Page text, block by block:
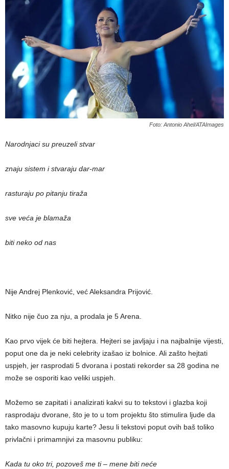
Foto: Antonio Ahel/ATAImages
Narodnjaci su preuzeli stvar
znaju sistem i stvaraju dar-mar
rasturaju po pitanju tiraža
sve veća je blamaža
biti neko od nas
Nije Andrej Plenković, već Aleksandra Prijović.
Nitko nije čuo za nju, a prodala je 5 Arena.
Kao prvo vijek će biti hejtera. Hejteri se javljaju i na najbalnije vijesti,
poput one da je neki celebrity izašao iz bolnice. Ali zašto hejtati
uspjeh, jer rasprodati 5 dvorana i postati rekorder sa 28 godina ne
može se osporiti kao veliki uspjeh.
Možemo se zapitati i analizirati kakvi su to tekstovi i glazba koji
rasprodaju dvorane, što je to u tom projektu što stimulira ljude da
tako masovno kupuju karte? Jesu li tekstovi poput ovih baš toliko
privlačni i primamnjivi za masovnu publiku:
Kada tu oko tri, pozoveš me ti – mene biti neće